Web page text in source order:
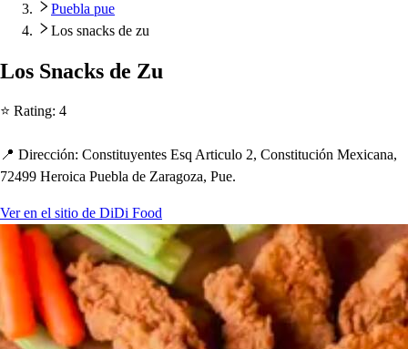
Puebla pue
Los snacks de zu
Los Snacks de Zu
⭐ Rating: 4
📍 Dirección: Constituyentes Esq Articulo 2, Constitución Mexicana,
72499 Heroica Puebla de Zaragoza, Pue.
Ver en el sitio de DiDi Food